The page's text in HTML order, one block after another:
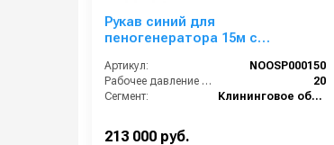
Рукав синий для
пеногенератора 15м с
Артикул:
NOOSP000150
Рабочее давление (бар):
20
Сегмент:
Клининговое оборудование
213 000 руб.